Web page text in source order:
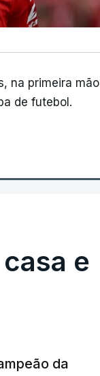
na primeira mão
de futebol.
e
da